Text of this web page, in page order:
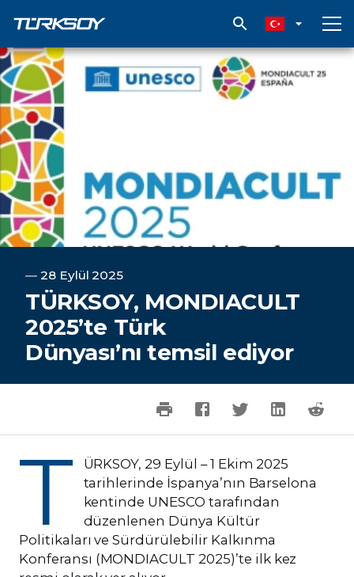
― 28 Eylül 2025
TÜRKSOY, MONDIACULT
2025’te Türk
Dünyası’nı temsil ediyor
T
ÜRKSOY, 29 Eylül – 1 Ekim 2025
tarihlerinde İspanya’nın Barselona
kentinde UNESCO tarafından
düzenlenen Dünya Kültür
Politikaları ve Sürdürülebilir Kalkınma
Konferansı (MONDIACULT 2025)’te ilk kez